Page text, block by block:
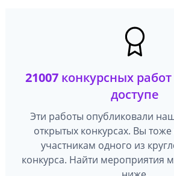
21007 конкурсных
доступе
Эти работы опубликовали
открытых конкурсах. Вы
участникам одного из
конкурса. Найти мероприятия